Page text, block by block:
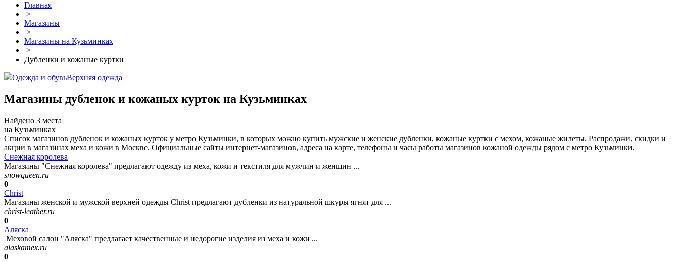
Главная
>
Магазины
>
Магазины на Кузьминках
>
Дубленки и кожаные куртки
Одежда и обувьВерхняя одежда
Магазины дубленок и кожаных курток на Кузьминках
Найдено 3 места
на Кузьминках
Список магазинов дубленок и кожаных курток у метро Кузьминки, в которых можно купить мужские и женские дубленки, кожаные куртки с мехом, кожаные жилеты. Распродажи, скидки и
акции в магазинах меха и кожи в Москве. Официальные сайты интернет-магазинов, адреса на карте, телефоны и часы работы магазинов кожаной одежды рядом с метро Кузьминки.
Снежная королева
Магазины "Снежная королева" предлагают одежду из меха, кожи и текстиля для мужчин и женщин ...
snowqueen.ru
0
Christ
Магазины женской и мужской верхней одежды Christ предлагают дубленки из натуральной шкуры ягнят для ...
christ-leather.ru
0
Аляска
Меховой салон "Аляска" предлагает качественные и недорогие изделия из меха и кожи ...
alaskamex.ru
0